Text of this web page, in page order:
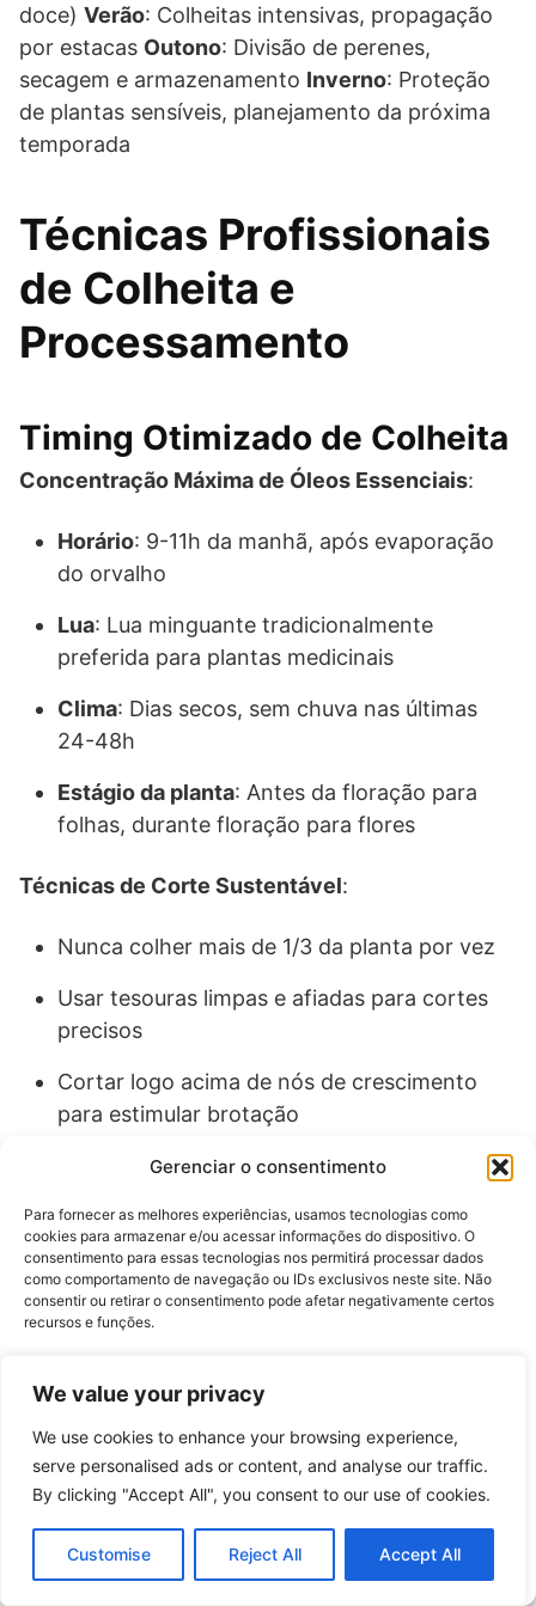
We value your privacy
We use cookies to enhance your browsing experience,
serve personalised ads or content, and analyse our traffic.
By clicking "Accept All", you consent to our use of cookies.
Customise Reject All Accept All
Gerenciar o consentimento
Para fornecer as melhores experiências, usamos tecnologias como
cookies para armazenar e/ou acessar informações do dispositivo. O
consentimento para essas tecnologias nos permitirá processar dados
como comportamento de navegação ou IDs exclusivos neste site. Não
consentir ou retirar o consentimento pode afetar negativamente certos
recursos e funções.
Aceitar
Negar
Ver preferências
Política de Privacidade
doce) Verão: Colheitas intensivas, propagação
por estacas Outono: Divisão de perenes,
secagem e armazenamento Inverno: Proteção
de plantas sensíveis, planejamento da próxima
temporada
Técnicas Profissionais
de Colheita e
Processamento
Timing Otimizado de Colheita
Concentração Máxima de Óleos Essenciais:
Horário: 9-11h da manhã, após evaporação
do orvalho
Lua: Lua minguante tradicionalmente
preferida para plantas medicinais
Clima: Dias secos, sem chuva nas últimas
24-48h
Estágio da planta: Antes da floração para
folhas, durante floração para flores
Técnicas de Corte Sustentável:
Nunca colher mais de 1/3 da planta por vez
Usar tesouras limpas e afiadas para cortes
precisos
Cortar logo acima de nós de crescimento
para estimular brotação
Alternar áreas de colheita para permitir
Métodos de Secagem
Profissional
Secagem ao Ar Livre (Método Tradicional)
Preparação: Lave delicadamente, sacuda água
em excesso, remova folhas danificadasTécnica
Amarre em pequenos feixes (10-15 ramos),
pendure em local arejado, seco e escuroTempo
7-14 dias dependendo da umidade ambiente e